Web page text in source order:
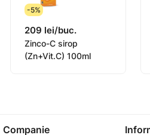
-5%
209 lei/buc.
Zinco-C sirop
(Zn+Vit.C) 100ml
Companie